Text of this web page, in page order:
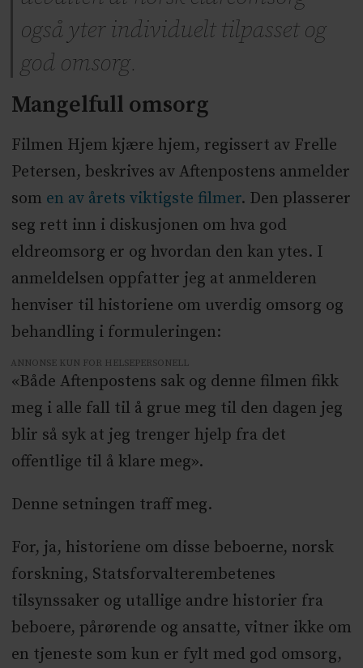
også yter individuelt tilpasset og
god omsorg.
Mangelfull omsorg
Filmen Hjem kjære hjem, regissert av Frelle
Petersen, beskrives av Aftenpostens anmelder
som en av årets viktigste filmer. Den plasserer
seg rett inn i diskusjonen om hva god
eldreomsorg er og hvordan den kan ytes. I
anmeldelsen oppfatter jeg at anmelderen
henviser til historiene om uverdig omsorg og
behandling i formuleringen:
ANNONSE KUN FOR HELSEPERSONELL
«Både Aftenpostens sak og denne filmen fikk
meg i alle fall til å grue meg til den dagen jeg
blir så syk at jeg trenger hjelp fra det
offentlige til å klare meg».
Denne setningen traff meg.
For, ja, historiene om disse beboerne, norsk
forskning, Statsforvalterembetenes
tilsynssaker og utallige andre historier fra
beboere, pårørende og ansatte, vitner ikke om
en tjeneste som kun er fylt med god omsorg,